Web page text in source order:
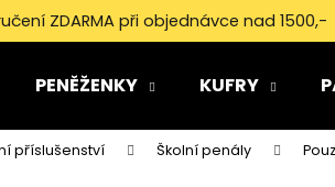
ZDARMA při objednávce nad 1500,-
PENĚŽENKY KUFRY
příslušenství Školní penály
najít?